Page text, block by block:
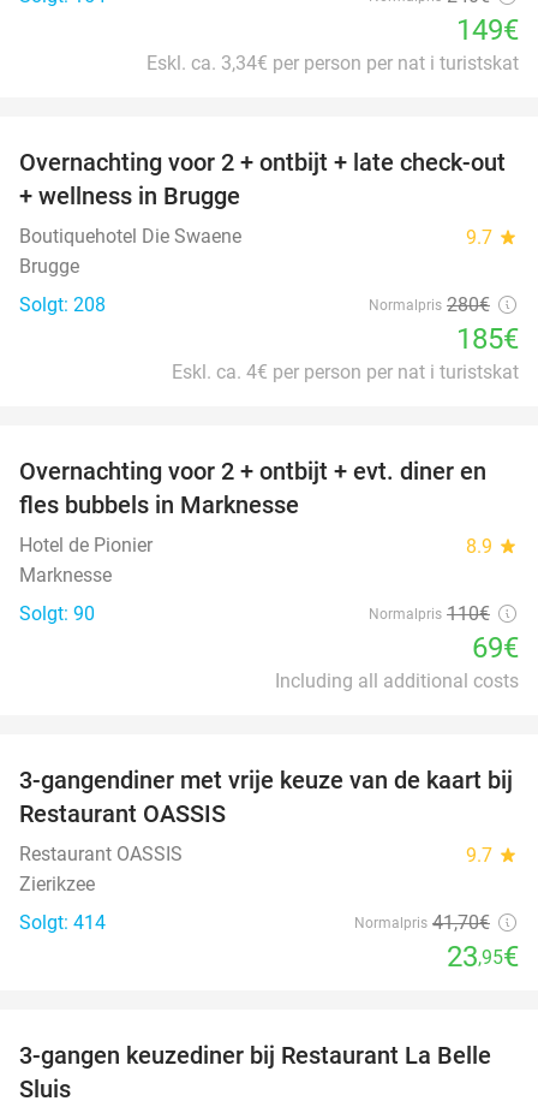
149€
Eskl. ca. 3,34€ per person per nat i turistskat
34%
Overnachting voor 2 + ontbijt + late check-out
+ wellness in Brugge
Boutiquehotel Die Swaene 9.7 star
Brugge
Solgt: 208
Normalpris 280€
185€
Eskl. ca. 4€ per person per nat i turistskat
37%
Overnachting voor 2 + ontbijt + evt. diner en
fles bubbels in Marknesse
Hotel de Pionier 8.9 star
Marknesse
Solgt: 90
Normalpris 110€
69€
Including all additional costs
43%
3-gangendiner met vrije keuze van de kaart bij
Restaurant OASSIS
Restaurant OASSIS 9.7 star
Zierikzee
Solgt: 414
Normalpris 41,70€
23,95€
47%
3-gangen keuzediner bij Restaurant La Belle
Sluis